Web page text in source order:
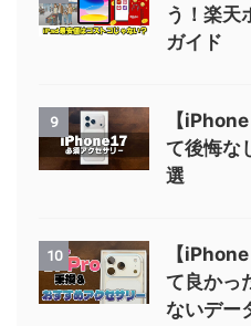
う！楽天
ガイド
9
【
て後悔な
選
10
【
て良かっ
ないデー